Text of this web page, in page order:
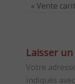
« Vente
Laisser
Votre
indiqués avec